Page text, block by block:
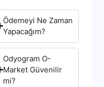
Ödemeyi Ne Zaman
Yapacağım?
Odyogram O-
Market Güvenilir
mi?